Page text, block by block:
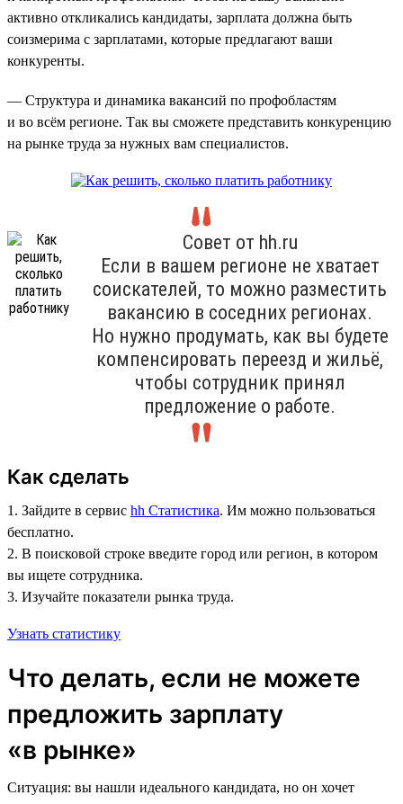
активно откликались кандидаты, зарплата должна быть
соизмерима с зарплатами, которые предлагают ваши
конкуренты.
— Структура и динамика вакансий по профобластям
и во всём регионе. Так вы сможете представить конкуренцию
на рынке труда за нужных вам специалистов.
Совет от hh.ru
Если в вашем регионе не хватает
соискателей, то можно разместить
вакансию в соседних регионах.
Но нужно продумать, как вы будете
компенсировать переезд и жильё,
чтобы сотрудник принял
предложение о работе.
Как сделать
1. Зайдите в сервис hh Статистика. Им можно пользоваться
бесплатно.
2. В поисковой строке введите город или регион, в котором
вы ищете сотрудника.
3. Изучайте показатели рынка труда.
Узнать статистику
Что делать, если не можете
предложить зарплату
«в рынке»
Ситуация: вы нашли идеального кандидата, но он хочет